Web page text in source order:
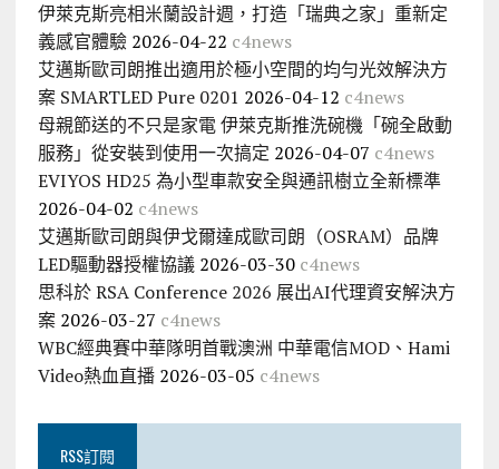
伊萊克斯亮相米蘭設計週，打造「瑞典之家」重新定
義感官體驗 2026-04-22 c4news
艾邁斯歐司朗推出適用於極小空間的均勻光效解決方
案 SMARTLED Pure 0201 2026-04-12 c4news
母親節送的不只是家電 伊萊克斯推洗碗機「碗全啟動
服務」從安裝到使用一次搞定 2026-04-07 c4news
EVIYOS HD25 為小型車款安全與通訊樹立全新標準
2026-04-02 c4news
艾邁斯歐司朗與伊戈爾達成歐司朗（OSRAM）品牌
LED驅動器授權協議 2026-03-30 c4news
思科於 RSA Conference 2026 展出AI代理資安解決方
案 2026-03-27 c4news
WBC經典賽中華隊明首戰澳洲 中華電信MOD、Hami
Video熱血直播 2026-03-05 c4news
RSS訂閱